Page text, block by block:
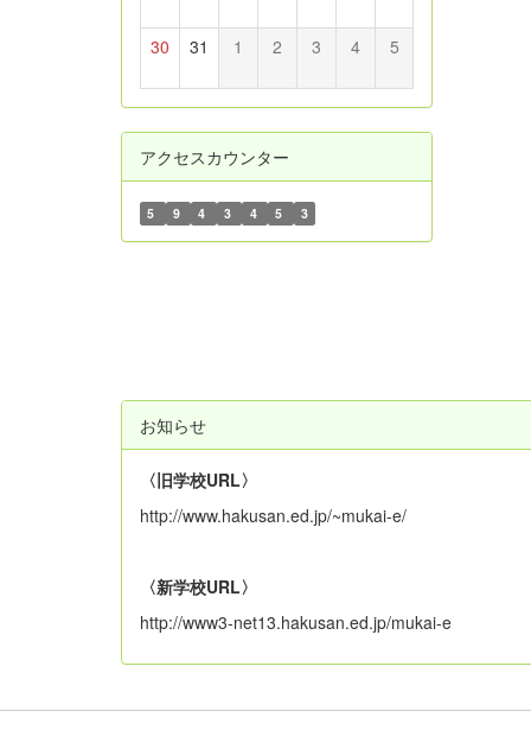
30 31 1 2 3 4 5
アクセスカウンター
5 9 4 3 4 5 3
お知らせ
〈旧学校URL〉
http://www.hakusan.ed.jp/~mukai-e/
〈新学校URL〉
http://www3-net13.hakusan.ed.jp/mukai-e